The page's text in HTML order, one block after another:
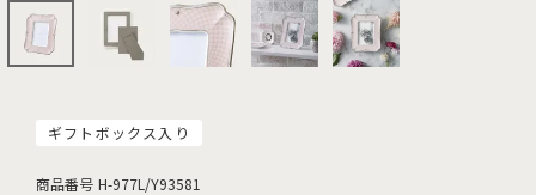
ギフトボックス入り
商品番号 H-977L/Y93581